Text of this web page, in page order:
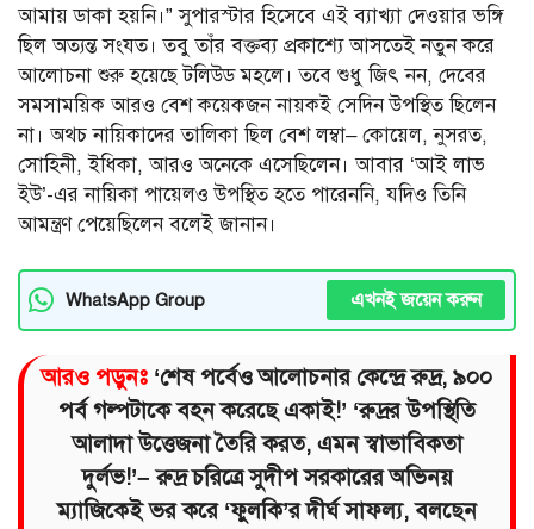
আমায় ডাকা হয়নি।” সুপারস্টার হিসেবে এই ব্যাখ্যা দেওয়ার ভঙ্গি
ছিল অত্যন্ত সংযত। তবু তাঁর বক্তব্য প্রকাশ্যে আসতেই নতুন করে
আলোচনা শুরু হয়েছে টলিউড মহলে। তবে শুধু জিৎ নন, দেবের
সমসাময়িক আরও বেশ কয়েকজন নায়কই সেদিন উপস্থিত ছিলেন
না। অথচ নায়িকাদের তালিকা ছিল বেশ লম্বা– কোয়েল, নুসরত,
সোহিনী, ইধিকা, আরও অনেকে এসেছিলেন। আবার ‘আই লাভ
ইউ’-এর নায়িকা পায়েলও উপস্থিত হতে পারেননি, যদিও তিনি
আমন্ত্রণ পেয়েছিলেন বলেই জানান।
WhatsApp Group এখনই জয়েন করুন
আরও পড়ুনঃ ‘শেষ পর্বেও আলোচনার কেন্দ্রে রুদ্র, ৯০০
পর্ব গল্পটাকে বহন করেছে একাই!’ ‘রুদ্রর উপস্থিতি
আলাদা উত্তেজনা তৈরি করত, এমন স্বাভাবিকতা
দুর্লভ!’– রুদ্র চরিত্রে সুদীপ সরকারের অভিনয়
ম্যাজিকেই ভর করে ‘ফুলকি’র দীর্ঘ সাফল্য, বলছেন